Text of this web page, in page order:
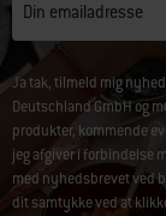
Din emailadresse
Ja tak, tilmeld mig
Deutschland GmbH og
produkter, kommende
jeg afgiver i forbindelse
med nyhedsbrevet ved
dit samtykke ved at